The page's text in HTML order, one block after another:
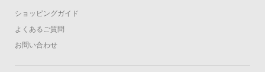
ショッピングガイド
よくあるご質問
お問い合わせ